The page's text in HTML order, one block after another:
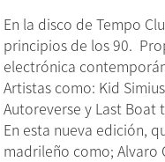
En la disco de Tempo
principios de los 90.
electrónica
Artistas como: Kid
Autoreverse y Last Boat
En esta nueva edición,
madrileño como; Alvaro